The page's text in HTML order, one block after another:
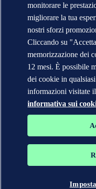
Informativa sulla privacy
Condizioni d'uso
Copyright © DNV
DNV* in Italia -
Informazioni sui
I marchi DNV GL®,
Veritas. Tutti diritti riservati.
monitorare le
migliorare la tua
nostri sforzi
Cliccando su
memorizzazione dei
12 mesi. È possibile
dei cookie in
informazioni visitate
informativa sui